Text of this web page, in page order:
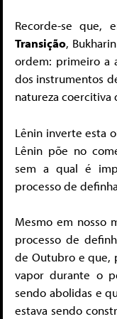
Recorde-se que,
Transição,
ordem: primeiro a
dos instrumentos
natureza coercitiva
Lênin inverte esta
Lênin põe no
sem a qual é
processo de
Mesmo em nosso
processo de
de Outubro e que,
vapor durante o
sendo abolidas e
estava sendo